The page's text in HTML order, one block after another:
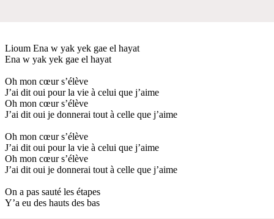
Lioum Ena w yak yek gae el hayat
Ena w yak yek gae el hayat
Oh mon cœur s’élève
J’ai dit oui pour la vie à celui que j’aime
Oh mon cœur s’élève
J’ai dit oui je donnerai tout à celle que j’aime
Oh mon cœur s’élève
J’ai dit oui pour la vie à celui que j’aime
Oh mon cœur s’élève
J’ai dit oui je donnerai tout à celle que j’aime
On a pas sauté les étapes
Y’a eu des hauts des bas